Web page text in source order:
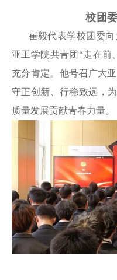
校团
崔毅代表学校团委
亚工学院共青团“走在前
充分肯定。他号召广大
守正创新、行稳致远，
质量发展贡献青春力量。